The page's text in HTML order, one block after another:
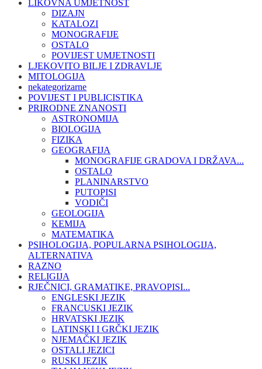
LIKOVNA UMJETNOST
DIZAJN
KATALOZI
MONOGRAFIJE
OSTALO
POVIJEST UMJETNOSTI
LJEKOVITO BILJE I ZDRAVLJE
MITOLOGIJA
nekategorizarne
POVIJEST I PUBLICISTIKA
PRIRODNE ZNANOSTI
ASTRONOMIJA
BIOLOGIJA
FIZIKA
GEOGRAFIJA
MONOGRAFIJE GRADOVA I DRŽAVA...
OSTALO
PLANINARSTVO
PUTOPISI
VODIČI
GEOLOGIJA
KEMIJA
MATEMATIKA
PSIHOLOGIJA, POPULARNA PSIHOLOGIJA,
ALTERNATIVA
RAZNO
RELIGIJA
RJEČNICI, GRAMATIKE, PRAVOPISI...
ENGLESKI JEZIK
FRANCUSKI JEZIK
HRVATSKI JEZIK
LATINSKI I GRČKI JEZIK
NJEMAČKI JEZIK
OSTALI JEZICI
RUSKI JEZIK